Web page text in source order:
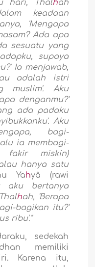
hari, Thalhah
keadaan
'Mengapa
Ada apa
sesuatu yang
supaya
Ia menjawab,
adalah istri
muslim'. Aku
denganmu?'
ada padaku
Aku
bagi-
ia membagi-
fakir miskin)
hanya satu
Yahyâ (rawi
aku bertanya
hah, 'Berapa
bagikan itu?'
ribu'."
sedekah
memiliki
Karena itu,